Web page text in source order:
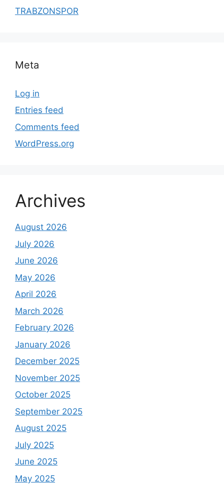
TRABZONSPOR
Meta
Log in
Entries feed
Comments feed
WordPress.org
Archives
August 2026
July 2026
June 2026
May 2026
April 2026
March 2026
February 2026
January 2026
December 2025
November 2025
October 2025
September 2025
August 2025
July 2025
June 2025
May 2025